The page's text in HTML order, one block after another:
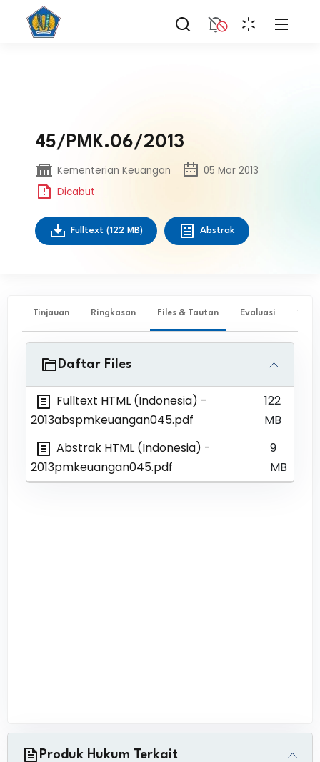
45/PMK.06/2013
Kementerian Keuangan
05 Mar 2013
Dicabut
Fulltext (122 MB) Abstrak
Tinjauan Ringkasan Files & Tautan Evaluasi ✨
Daftar Files
Fulltext HTML (Indonesia) -
2013abspmkeuangan045.pdf
122
MB
Abstrak HTML (Indonesia) -
2013pmkeuangan045.pdf
9
MB
Produk Hukum Terkait